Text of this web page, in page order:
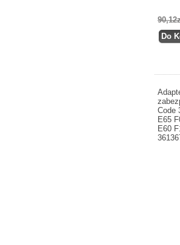
Code
E65
E60